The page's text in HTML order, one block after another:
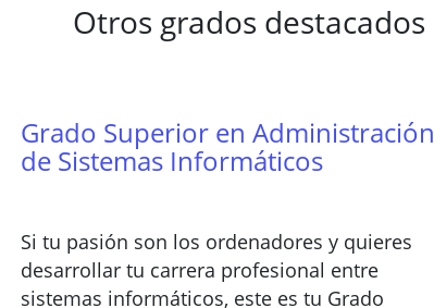
Otros grados destacados
Grado Superior en Administración
de Sistemas Informáticos
Si tu pasión son los ordenadores y quieres
desarrollar tu carrera profesional entre
sistemas informáticos, este es tu Grado